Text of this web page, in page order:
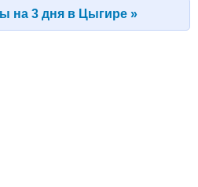
на 3 дня в Цыгире »